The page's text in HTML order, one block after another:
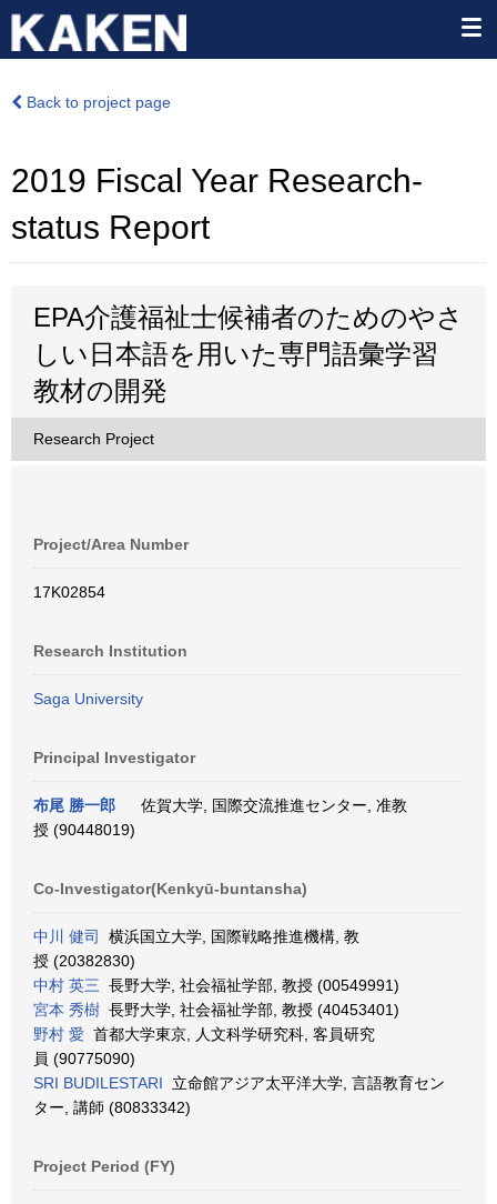
Back to project page
2019 Fiscal Year Research-
status Report
EPA介護福祉士候補者のためのやさ
しい日本語を用いた専門語彙学習
教材の開発
Research Project
Project/Area Number
17K02854
Research Institution
Saga University
Principal Investigator
布尾 勝一郎
佐賀大学, 国際交流推進センター, 准教
授 (90448019)
Co-Investigator(Kenkyū-buntansha)
中川 健司
横浜国立大学, 国際戦略推進機構, 教
授 (20382830)
中村 英三 長野大学, 社会福祉学部, 教授 (00549991)
宮本 秀樹 長野大学, 社会福祉学部, 教授 (40453401)
野村 愛 首都大学東京, 人文科学研究科, 客員研究
員 (90775090)
SRI BUDILESTARI 立命館アジア太平洋大学, 言語教育セン
ター, 講師 (80833342)
Project Period (FY)